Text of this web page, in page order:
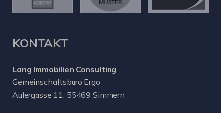
KONTAKT
Lang Immobilien Consulting
Gemeinschaftsbüro Ergo
Aulergasse 11, 55469 Simmern